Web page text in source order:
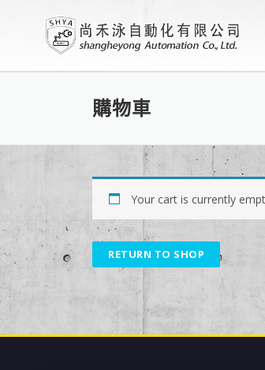
購物車
Your cart is currently
RETURN TO SHOP